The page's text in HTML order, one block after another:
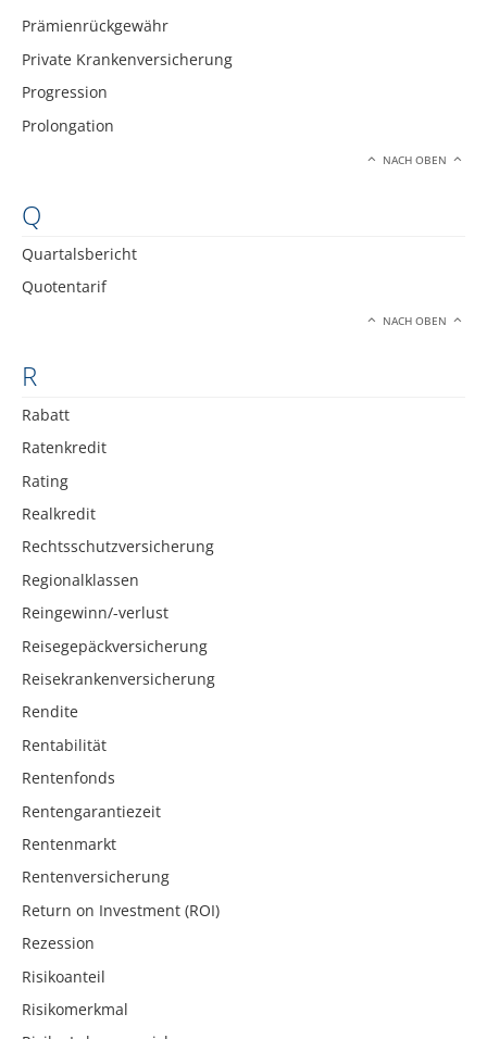
Prämienrückgewähr
Private Krankenversicherung
Progression
Prolongation
NACH OBEN
Q
Quartalsbericht
Quotentarif
NACH OBEN
R
Rabatt
Ratenkredit
Rating
Realkredit
Rechtsschutzversicherung
Regionalklassen
Reingewinn/-verlust
Reisegepäckversicherung
Reisekrankenversicherung
Rendite
Rentabilität
Rentenfonds
Rentengarantiezeit
Rentenmarkt
Rentenversicherung
Return on Investment (ROI)
Rezession
Risikoanteil
Risikomerkmal